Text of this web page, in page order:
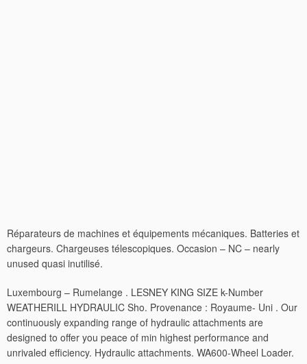
Réparateurs de machines et équipements mécaniques. Batteries et
chargeurs. Chargeuses télescopiques. Occasion – NC – nearly
unused quasi inutilisé.
Luxembourg – Rumelange . LESNEY KING SIZE k-Number
WEATHERILL HYDRAULIC Sho. Provenance : Royaume- Uni . Our
continuously expanding range of hydraulic attachments are
designed to offer you peace of min highest performance and
unrivaled efficiency. Hydraulic attachments. WA600-Wheel Loader.